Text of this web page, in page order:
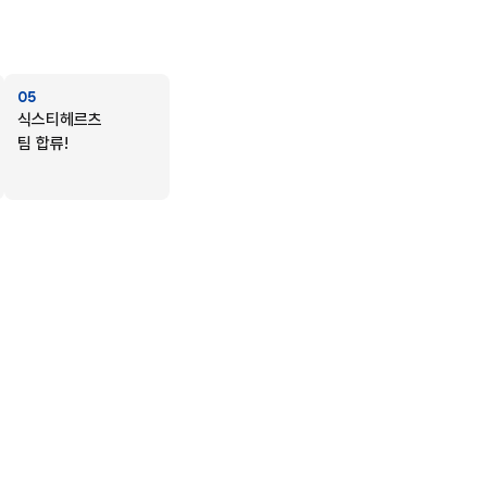
05
식스티헤르츠
팀 합류!